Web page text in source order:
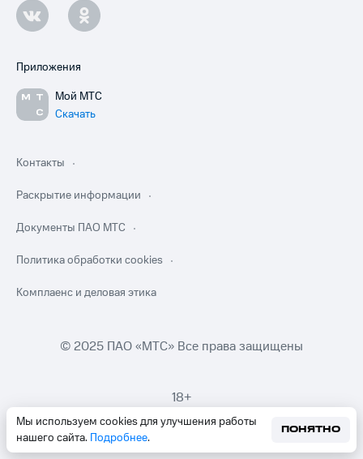
Мы используем cookies для улучшения работы
нашего сайта. Подробнее.
ПОНЯТНО
Приложения
Мой МТС
Скачать
Контакты
Раскрытие информации
Документы ПАО МТС
Политика обработки cookies
Комплаенс и деловая этика
© 2025 ПАО «МТС» Все права защищены
18+